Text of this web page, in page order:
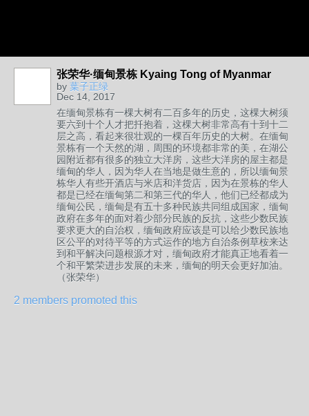
张荣华·缅甸景栋 Kyaing Tong of Myanmar
by 葉子正绿
Dec 14, 2017
在缅甸景栋有一棵大树有二百多年的历史，这棵大树须
要六到十个人才把扦抱着，这棵大树非常高有十到十二
层之高，看起来很壮观的一棵百年历史的大树。在缅甸
景栋有一个天然的湖，周围的环境都非常的美，在湖公
园附近都有很多的独立大洋房，这些大洋房的屋主都是
缅甸的华人，因为华人在当地是做生意的，所以缅甸景
栋华人有些开酒店与米店和洋货店，因为在景栋的华人
都是已经在缅甸第二和第三代的华人，他们已经都成为
缅甸公民，缅甸是有五十多种民族共同组成国家，缅甸
政府在多年的面对着少部分民族的反抗，这些少数民族
要求更大的自治权，缅甸政府应该是可以给少数民族地
区公平的对待平等的方式运作的地方自治条例草桉来达
到和平解决问题根源才对，缅甸政府才能真正地看着一
个和平繁荣进步发展的未来，缅甸的明天会更好加油。
（张荣华）
2 members promoted this